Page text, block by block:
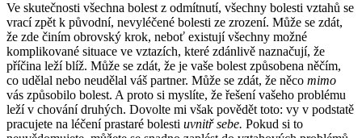
Ve skutečnosti všechna bolest z odmítnutí, všechny bolesti vztahů se
vrací zpět k původní, nevyléčené bolesti ze zrození. Může se zdát,
že zde činím obrovský krok, neboť existují všechny možné
komplikované situace ve vztazích, které zdánlivě naznačují, že
příčina leží blíž. Může se zdát, že je vaše bolest způsobena něčím,
co udělal nebo neudělal váš partner. Může se zdát, že něco mimo
vás způsobilo bolest. A proto si myslíte, že řešení vašeho problému
leží v chování druhých. Dovolte mi však povědět toto: vy v podstatě
pracujete na léčení prastaré bolesti uvnitř sebe. Pokud si to